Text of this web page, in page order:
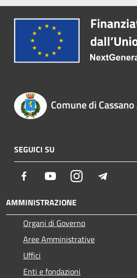
Comune di
SEGUICI SU
Facebook YoutubeInstagram
AMMINISTRAZIONE
Organi di Governo
Aree Amministrative
Uffici
Enti e fondazioni